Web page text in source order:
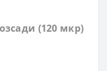
(120 мкр)